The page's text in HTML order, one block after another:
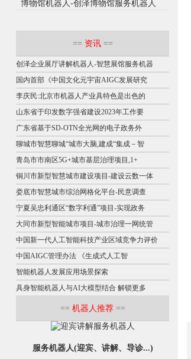
博物馆机器人-创泽博物馆服务机器人
== 资讯==
创泽企业展厅讲解机器人-智慧展馆服务机器
国内首部《中国文化元宇宙AIGC发展研究
李庆民:北京市机器人产业具特色是出色的
山东省于印发数字强省建设2023年工作要
广东省基于SD-OTN全光网的电子政务外
聊城市智慧聊城“城市大脑,建成“集成－智
青岛市市南区5G+城市基层治理项目,1+
铜川市新型智慧城市建设项目-建设云数一体
娄底市智慧城市综治网格化平台-民意调查
宁夏吴忠利通区“数字利通”项目-实现政务
大同市新型智能城市项目-城市治理一网统管
中国新一代人工智能科技产业区域竞争力评价
中国AIGC管理办法 《生成式人工智
智能机器人发展应用场景探索
具身智能机器人与AI大模型结合 解锁更多
== 机器人推荐==
服务机器人(迎宾、讲解、导诊...)